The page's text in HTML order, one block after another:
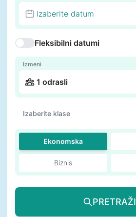
Izaberite datum
Fleksibilni datumi
Izmeni
1 odrasli
Izaberite klase
Ekonomska
Biznis
PRETRAŽI